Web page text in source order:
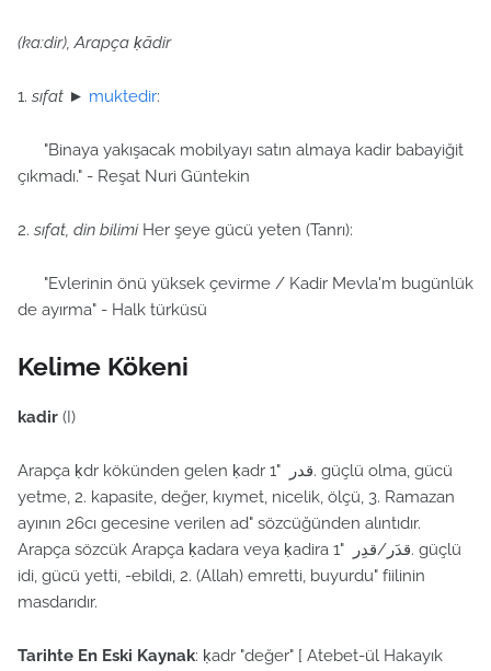
(ka:dir), Arapça ḳādir
1. sıfat ► muktedir:
"Binaya yakışacak mobilyayı satın almaya kadir babayiğit
çıkmadı." - Reşat Nuri Güntekin
2. sıfat, din bilimiHer şeye gücü yeten (Tanrı):
"Evlerinin önü yüksek çevirme / Kadir Mevla'm bugünlük
de ayırma" - Halk türküsü
Kelime Kökeni
kadir (I)
Arapça ḳdr kökünden gelen ḳadr قدر "1. güçlü olma, gücü
yetme, 2. kapasite, değer, kıymet, nicelik, ölçü, 3. Ramazan
ayının 26cı gecesine verilen ad" sözcüğünden alıntıdır.
Arapça sözcük Arapça ḳadara veya ḳadira قدَر/قدِر "1. güçlü
idi, gücü yetti, -ebildi, 2. (Allah) emretti, buyurdu" fiilinin
masdarıdır.
Tarihte En Eski Kaynak: ḳadr "değer" [ Atebet-ül Hakayık